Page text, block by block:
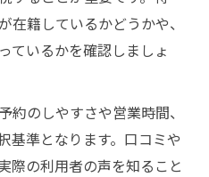
在籍しているかどうかや、
ているかを確認しましょ
約のしやすさや営業時間、
基準となります。口コミや
際の利用者の声を知ること